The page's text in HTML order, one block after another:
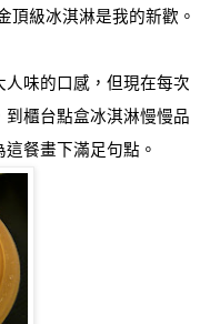
頂級冰淇淋是我的新歡 。
人味的口感，但現在每次
到櫃台點盒冰淇淋慢慢品
餐畫下滿足句點。